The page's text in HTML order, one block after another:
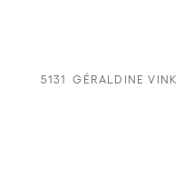
5131 GÉRALDINE VINK